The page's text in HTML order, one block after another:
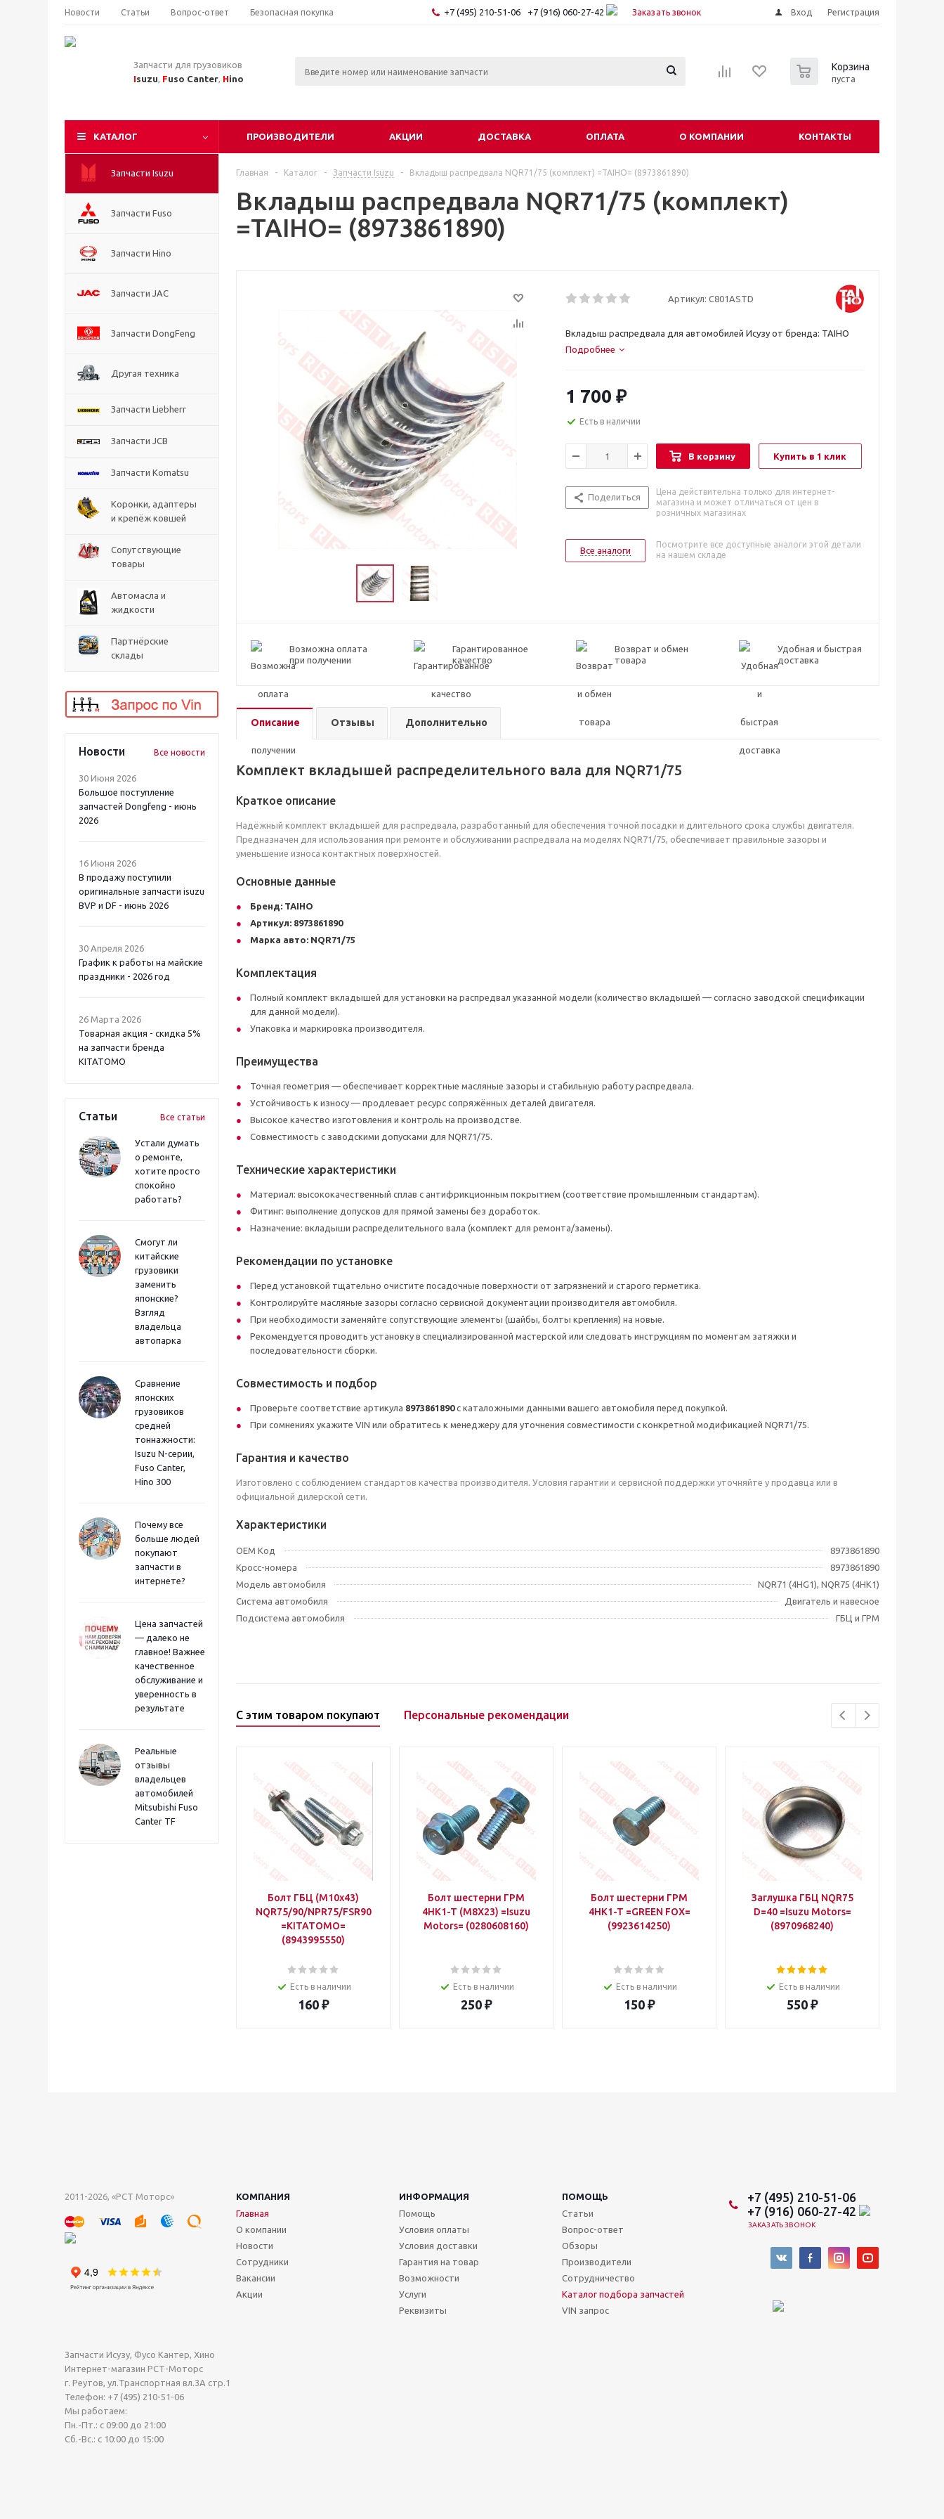
Новости Статьи Вопрос-ответ Безопасная покупка +7 (495) 210-51-06 +7 (916) 060-27-42 Заказать звонок Вход Регистрация
Запчасти для грузовиков
Isuzu, Fuso Canter, Hino
Корзина
пуста
КАТАЛОГ ПРОИЗВОДИТЕЛИ АКЦИИ ДОСТАВКА ОПЛАТА О КОМПАНИИ КОНТАКТЫ
Запчасти Isuzu
Запчасти Fuso
Запчасти Hino
Запчасти JAC
Запчасти DongFeng
Другая техника
Запчасти Liebherr
Запчасти JCB
Запчасти Komatsu
Коронки, адаптеры
и крепёж ковшей
Сопутствующие
товары
Автомасла и
жидкости
Партнёрские
склады
Новости Все новости
30 Июня 2026
Большое поступление
запчастей Dongfeng - июнь
2026
16 Июня 2026
В продажу поступили
оригинальные запчасти isuzu
BVP и DF - июнь 2026
30 Апреля 2026
График к работы на майские
праздники - 2026 год
26 Марта 2026
Товарная акция - скидка 5%
на запчасти бренда
KITATOMO
Статьи Все статьи
Устали думать
о ремонте,
хотите просто
спокойно
работать?
Смогут ли
китайские
грузовики
заменить
японские?
Взгляд
владельца
автопарка
Сравнение
японских
грузовиков
средней
тоннажности:
Isuzu N-серии,
Fuso Canter,
Hino 300
Почему все
больше людей
покупают
запчасти в
интернете?
Цена запчастей
— далеко не
главное! Важнее
качественное
обслуживание и
уверенность в
результате
Реальные
отзывы
владельцев
автомобилей
Mitsubishi Fuso
Canter TF
Главная - Каталог - Запчасти Isuzu - Вкладыш распредвала NQR71/75 (комплект) =TAIHO= (8973861890)
Вкладыш распредвала NQR71/75 (комплект)
=TAIHO= (8973861890)
Артикул: C801ASTD
Вкладыш распредвала для автомобилей Исузу от бренда: TAIHO
Подробнее
1 700 ₽
Есть в наличии
В корзину Купить в 1 клик
Поделиться
Цена действительна только для интернет-
магазина и может отличаться от цен в
розничных магазинах
Все аналоги
Посмотрите все доступные аналоги этой детали
на нашем складе
Возможна оплата
при получении
Гарантированное
качество
Возврат и обмен
товара
Удобная и быстрая
доставка
Описание Отзывы Дополнительно
Комплект вкладышей распределительного вала для NQR71/75
Краткое описание
Надёжный комплект вкладышей для распредвала, разработанный для обеспечения точной посадки и длительного срока службы двигателя.
Предназначен для использования при ремонте и обслуживании распредвала на моделях NQR71/75, обеспечивает правильные зазоры и
уменьшение износа контактных поверхностей.
Основные данные
Бренд: TAIHO
Артикул: 8973861890
Марка авто: NQR71/75
Комплектация
Полный комплект вкладышей для установки на распредвал указанной модели (количество вкладышей — согласно заводской спецификации
для данной модели).
Упаковка и маркировка производителя.
Преимущества
Точная геометрия — обеспечивает корректные масляные зазоры и стабильную работу распредвала.
Устойчивость к износу — продлевает ресурс сопряжённых деталей двигателя.
Высокое качество изготовления и контроль на производстве.
Совместимость с заводскими допусками для NQR71/75.
Технические характеристики
Материал: высококачественный сплав с антифрикционным покрытием (соответствие промышленным стандартам).
Фитинг: выполнение допусков для прямой замены без доработок.
Назначение: вкладыши распределительного вала (комплект для ремонта/замены).
Рекомендации по установке
Перед установкой тщательно очистите посадочные поверхности от загрязнений и старого герметика.
Контролируйте масляные зазоры согласно сервисной документации производителя автомобиля.
При необходимости заменяйте сопутствующие элементы (шайбы, болты крепления) на новые.
Рекомендуется проводить установку в специализированной мастерской или следовать инструкциям по моментам затяжки и
последовательности сборки.
Совместимость и подбор
Проверьте соответствие артикула 8973861890с каталожными данными вашего автомобиля перед покупкой.
При сомнениях укажите VIN или обратитесь к менеджеру для уточнения совместимости с конкретной модификацией NQR71/75.
Гарантия и качество
Изготовлено с соблюдением стандартов качества производителя. Условия гарантии и сервисной поддержки уточняйте у продавца или в
официальной дилерской сети.
Характеристики
OEM Код
8973861890
Кросс-номера
8973861890
Модель автомобиля
NQR71 (4HG1), NQR75 (4HK1)
Система автомобиля
Двигатель и навесное
Подсистема автомобиля
ГБЦ и ГРМ
С этим товаром покупают Персональные рекомендации
Болт ГБЦ (М10х43)
NQR75/90/NPR75/FSR90
=KITATOMO=
(8943995550)
Есть в наличии
160 ₽
Болт шестерни ГРМ
4HK1-T (М8Х23) =Isuzu
Motors= (0280608160)
Есть в наличии
250 ₽
Болт шестерни ГРМ
4HK1-T =GREEN FOX=
(9923614250)
Есть в наличии
150 ₽
Заглушка ГБЦ NQR75
D=40 =Isuzu Motors=
(8970968240)
Есть в наличии
550 ₽
2011-2026, «РСТ Моторс» КОМПАНИЯ ИНФОРМАЦИЯ
ПОМОЩЬ
Главная
О компании
Новости
Сотрудники
Вакансии
Акции
Помощь
Условия оплаты
Условия доставки
Гарантия на товар
Возможности
Услуги
Реквизиты
Статьи
Вопрос-ответ
Обзоры
Производители
Сотрудничество
Каталог подбора запчастей
VIN запрос
+7 (495) 210-51-06
+7 (916) 060-27-42
ЗАКАЗАТЬ ЗВОНОК
Запчасти Исузу, Фусо Кантер, Хино
Интернет-магазин РСТ-Моторс
г. Реутов, ул.Транспортная вл.3А стр.1
Телефон: +7 (495) 210-51-06
Мы работаем:
Пн.-Пт.: с 09:00 до 21:00
Сб.-Вс.: с 10:00 до 15:00